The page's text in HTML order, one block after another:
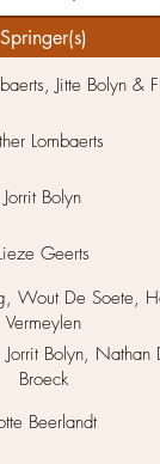
Springer(s)
Jitte Bolyn &
Lombaerts
Jorrit Bolyn
Geerts
Wout De Soete,
Vermeylen
Jorrit Bolyn,
Broeck
Beerlandt